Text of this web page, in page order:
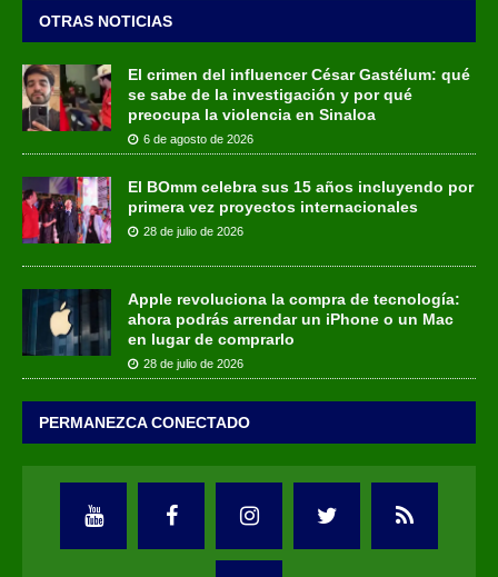
OTRAS NOTICIAS
El crimen del influencer César Gastélum: qué
se sabe de la investigación y por qué
preocupa la violencia en Sinaloa
6 de agosto de 2026
El BOmm celebra sus 15 años incluyendo por
primera vez proyectos internacionales
28 de julio de 2026
Apple revoluciona la compra de tecnología:
ahora podrás arrendar un iPhone o un Mac
en lugar de comprarlo
28 de julio de 2026
PERMANEZCA CONECTADO